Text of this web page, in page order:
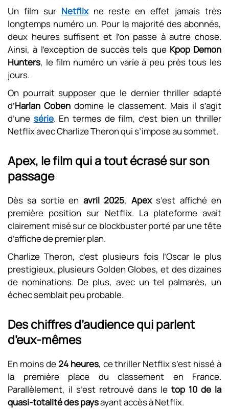
Un film sur Netflixne reste en effet jamais très
longtemps numéro un. Pour la majorité des abonnés,
deux heures suffisent et l’on passe à autre chose.
Ainsi, à l’exception de succès tels que Kpop Demon
Hunters, le film numéro un varie à peu près tous les
jours.
On pourrait supposer que le dernier thriller adapté
d’Harlan Coben domine le classement. Mais il s’agit
d’une série. En termes de film, c’est bien un thriller
Netflix avec Charlize Theron qui s’impose au sommet.
Apex, le film qui a tout écrasé sur son
passage
Dès sa sortie en avril 2025, Apexs’est affiché en
première position sur Netflix. La plateforme avait
clairement misé sur ce blockbuster porté par une tête
d’affiche de premier plan.
Charlize Theron, c’est plusieurs fois l’Oscar le plus
prestigieux, plusieurs Golden Globes, et des dizaines
de nominations. De plus, avec un tel palmarès, un
échec semblait peu probable.
Des chiffres d’audience qui parlent
d’eux-mêmes
En moins de24 heures, ce thriller Netflix s’est hissé à
la première place du classement en France.
Parallèlement, il s’est retrouvé dans le top 10 de la
quasi-totalité des paysayant accès à Netflix.